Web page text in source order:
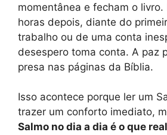
momentânea e fecham o livro.
horas depois, diante do
trabalho ou de uma conta
desespero toma conta. A paz
presa nas páginas da Bíblia.
Isso acontece porque ler um
trazer um conforto imediato,
Salmo no dia a dia é o que